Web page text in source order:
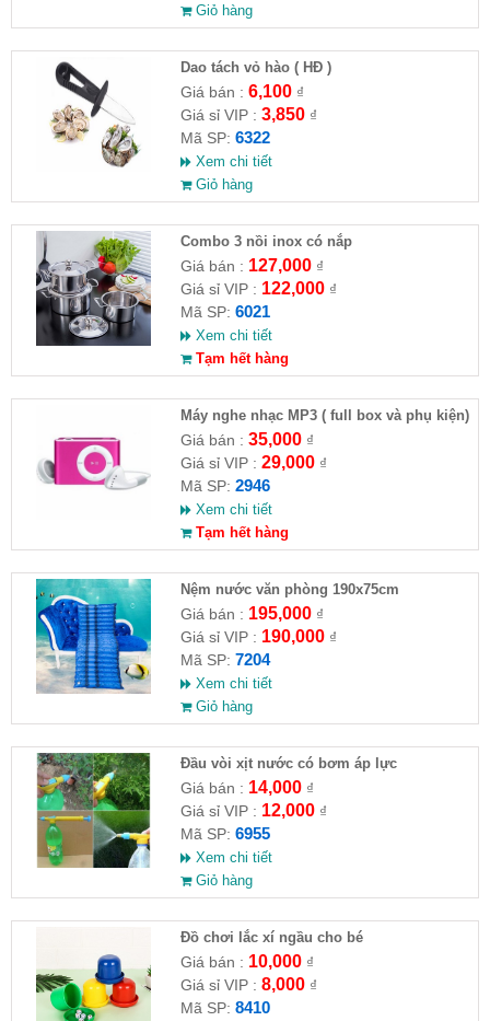
Giỏ hàng
Dao tách vỏ hào ( HĐ )
Giá bán : 6,100₫
Giá sỉ VIP : 3,850₫
Mã SP: 6322
Xem chi tiết
Giỏ hàng
Combo 3 nồi inox có nắp
Giá bán : 127,000₫
Giá sỉ VIP : 122,000₫
Mã SP: 6021
Xem chi tiết
Tạm hết hàng
Máy nghe nhạc MP3 ( full box và phụ kiện)
Giá bán : 35,000₫
Giá sỉ VIP : 29,000₫
Mã SP: 2946
Xem chi tiết
Tạm hết hàng
Nệm nước văn phòng 190x75cm
Giá bán : 195,000₫
Giá sỉ VIP : 190,000₫
Mã SP: 7204
Xem chi tiết
Giỏ hàng
Đầu vòi xịt nước có bơm áp lực
Giá bán : 14,000₫
Giá sỉ VIP : 12,000₫
Mã SP: 6955
Xem chi tiết
Giỏ hàng
Đồ chơi lắc xí ngầu cho bé
Giá bán : 10,000₫
Giá sỉ VIP : 8,000₫
Mã SP: 8410